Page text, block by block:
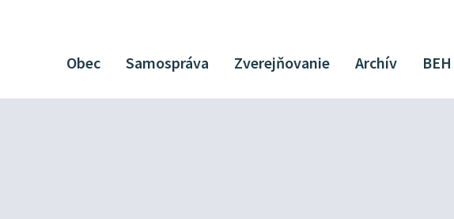
Obec Samospráva Zverejňovanie Archív BEH